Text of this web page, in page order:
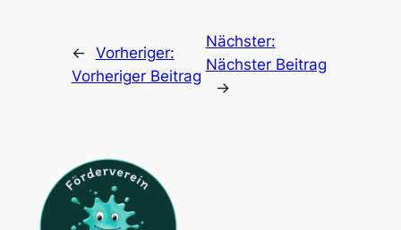
← Vorheriger:
Vorheriger Beitrag
Nächster:
Nächster Beitrag
→